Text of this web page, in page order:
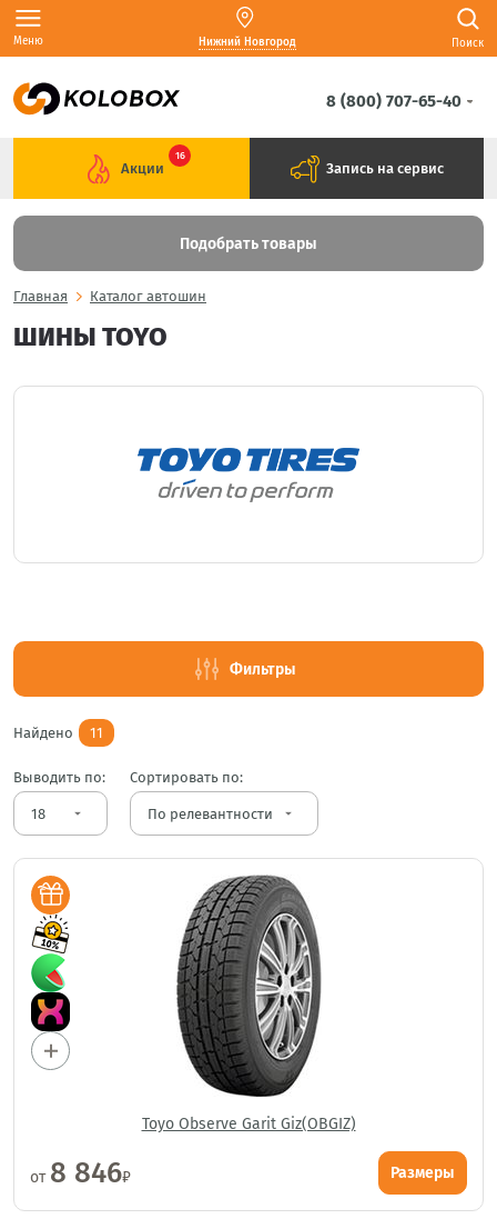
Меню Нижний Новгород Поиск
8 (800) 707-65-40
Акции
16
Запись на сервис
Подобрать товары
Главная Каталог автошин
ШИНЫ TOYO
Фильтры
Найдено 11
Выводить по:
arrow_drop_down
Сортировать по:
arrow_drop_down
Toyo Observe Garit Giz(OBGIZ)
от 8 846₽ Размеры